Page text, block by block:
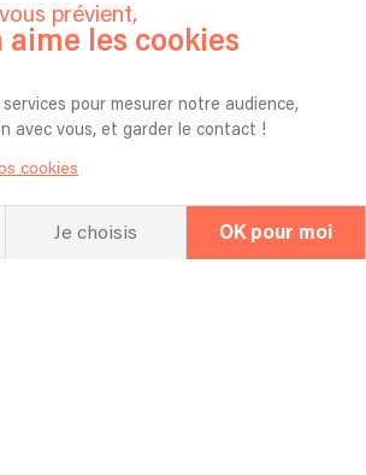
prévient,
aime les cookies
pour mesurer notre audience,
avec vous, et garder le contact !
cookies
Je choisis OK pour moi